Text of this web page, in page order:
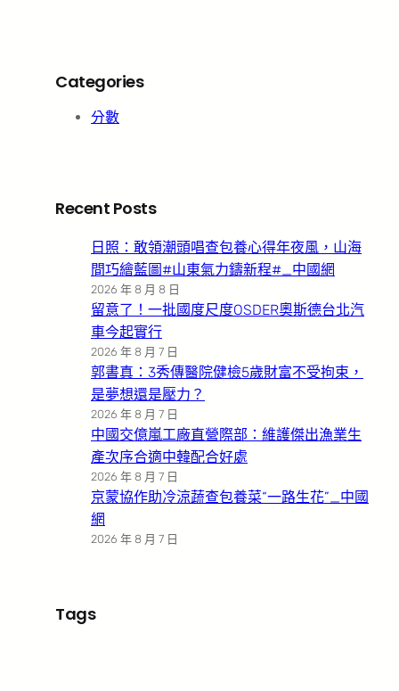
Categories
分數
Recent Posts
日照：敢領潮頭唱查包養心得年夜風，山海
間巧繪藍圖#山東氣力鑄新程#_中國網
2026 年 8 月 8 日
留意了！一批國度尺度OSDER奧斯德台北汽
車今起實行
2026 年 8 月 7 日
郭書真：3秀傳醫院健檢5歲財富不受拘束，
是夢想還是壓力？
2026 年 8 月 7 日
中國交億嵐工廠直營際部：維護傑出漁業生
產次序合適中韓配合好處
2026 年 8 月 7 日
京蒙協作助冷涼蔬查包養菜“一路生花”_中國
網
2026 年 8 月 7 日
Tags